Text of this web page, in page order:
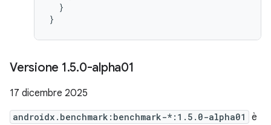
}
}
Versione 1.5.0-alpha01
17 dicembre 2025
androidx.benchmark:benchmark-*:1.5.0-alpha01
è